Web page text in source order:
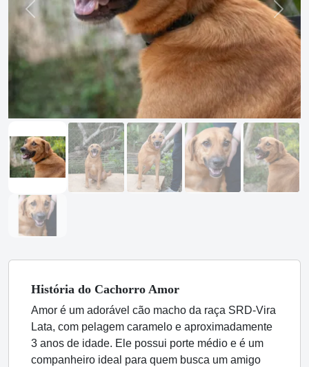
Previous Next
História do Cachorro Amor
Amor é um adorável cão macho da raça SRD-Vira
Lata, com pelagem caramelo e aproximadamente
3 anos de idade. Ele possui porte médio e é um
companheiro ideal para quem busca um amigo